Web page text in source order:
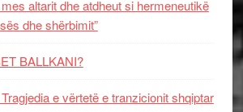
altarit dhe atdheut si hermeneutikë
dhe shërbimit”
BALLKANI?
e vërtetë e tranzicionit shqiptar